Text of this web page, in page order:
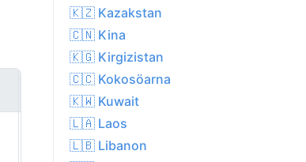
mån 10. aug.
🇰🇿 Kazakstan
🇨🇳 Kina
🇰🇬 Kirgizistan
🇨🇨 Kokosöarna
🇰🇼 Kuwait
🇱🇦 Laos
🇱🇧 Libanon